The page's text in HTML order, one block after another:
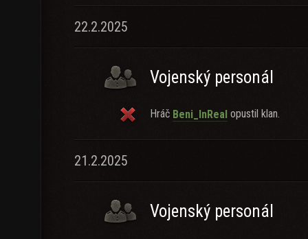
22.2.2025
Vojenský personál
Hráč Beni_InReal opustil klan.
21.2.2025
Vojenský personál